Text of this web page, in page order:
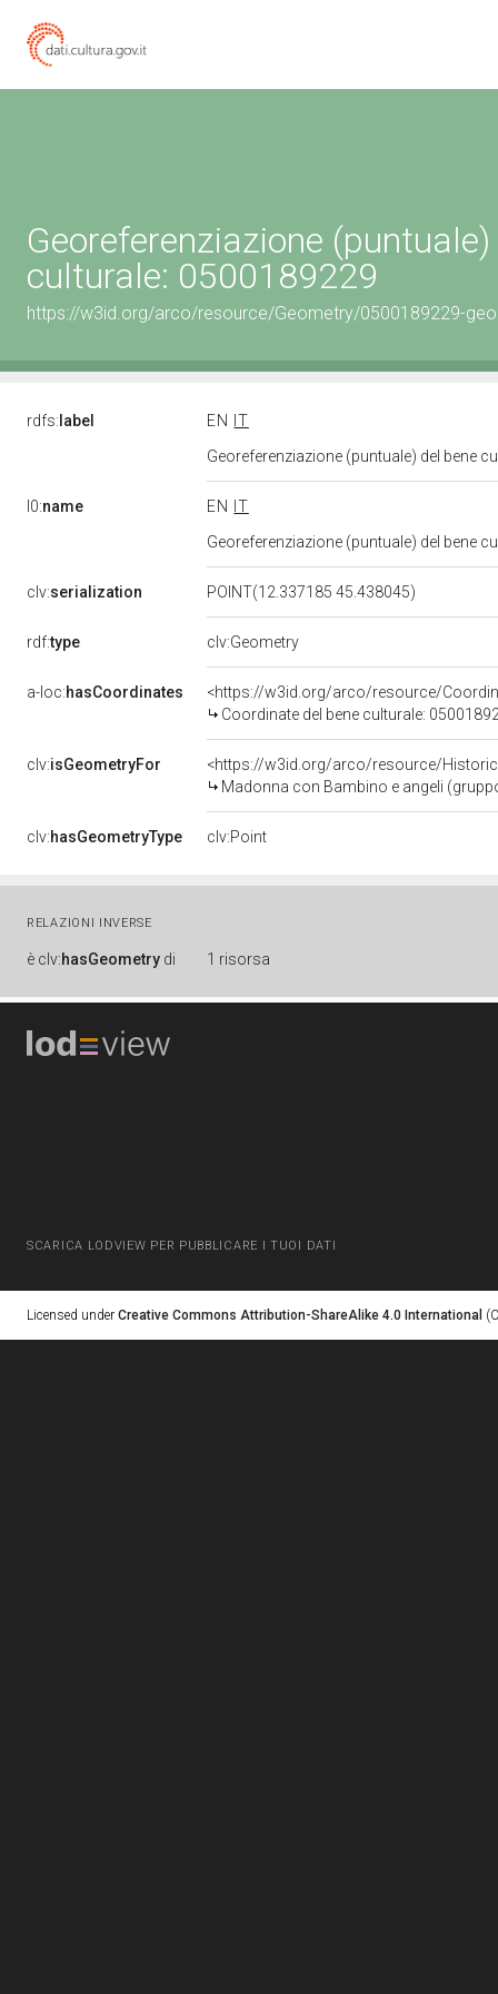
Georeferenziazione
culturale: 0500189229
https://w3id.org/arco/resource/Geometry/0500189229-
rdfs: label EN
IT
Georeferenziazione (puntuale) del bene
l0:name EN
IT
Georeferenziazione (puntuale) del bene
clv:serialization POINT(12.337185 45.438045)
rdf:type clv:Geometry
a-loc:hasCoordinates
<https://w3id.org/arco/resource/
Coordinate del bene culturale:
clv:isGeometryFor
<https://w3id.org/arco/resource/
Madonna con Bambino e angeli
clv:hasGeometryType clv:Point
RELAZIONI INVERSE
è clv:hasGeometry di 1 risorsa
SCARICA LODVIEW PER PUBBLICARE I TUOI DATI
Licensed under Creative Commons Attribution-ShareAlike 4.0 International